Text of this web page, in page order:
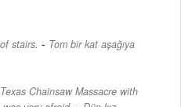
stairs. - Tom bir kat aşağıya
Chainsaw Massacre with